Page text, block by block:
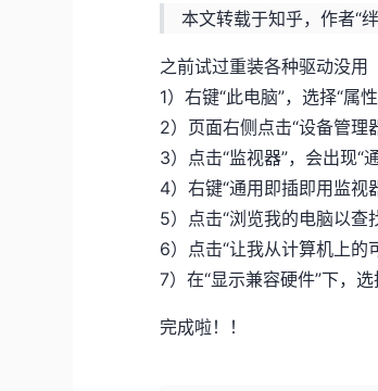
本文转载于知乎，作者“
之前试过重装各种驱动没用
1）右键“此电脑”，选择“属
2）页面右侧点击“设备管理
3）点击“监视器”，会出现“
4）右键“通用即插即用监视
5）点击“浏览我的电脑以查
6）点击“让我从计算机上的
7）在“显示兼容硬件”下，
完成啦！！